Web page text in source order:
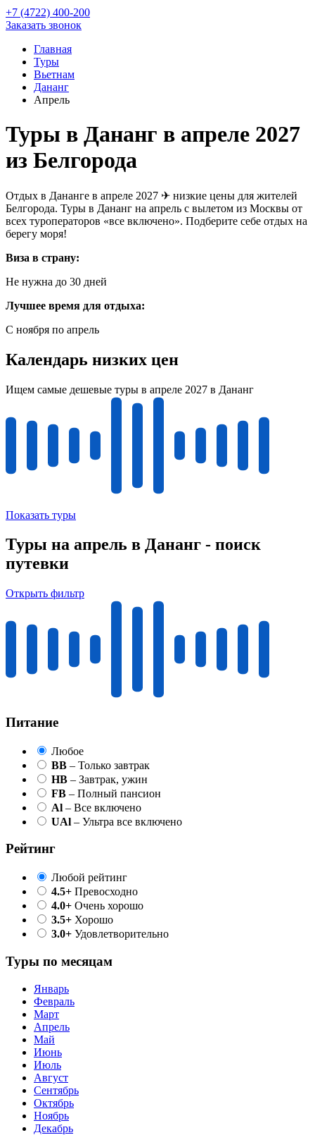
+7 (4722) 400-200
Заказать звонок
Главная
Туры
Вьетнам
Дананг
Апрель
Туры в Дананг в апреле 2027
из Белгорода
Отдых в Дананге в апреле 2027 ✈ низкие цены для жителей
Белгорода. Туры в Дананг на апрель с вылетом из Москвы от
всех туроператоров «все включено». Подберите себе отдых на
берегу моря!
Виза в страну:
Не нужна до 30 дней
Лучшее время для отдыха:
С ноября по апрель
Календарь низких цен
Ищем самые дешевые туры в апреле 2027 в Дананг
Показать туры
Туры на апрель в Дананг - поиск
путевки
Открыть фильтр
Питание
Любое
BB – Только завтрак
HB – Завтрак, ужин
FB – Полный пансион
Al – Все включено
UAl – Ультра все включено
Рейтинг
Любой рейтинг
4.5+ Превосходно
4.0+ Очень хорошо
3.5+ Хорошо
3.0+ Удовлетворительно
Туры по месяцам
Январь
Февраль
Март
Апрель
Май
Июнь
Июль
Август
Сентябрь
Октябрь
Ноябрь
Декабрь